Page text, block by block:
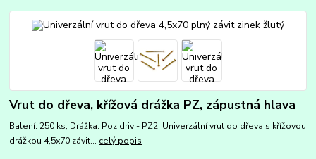
Vrut do dřeva, křížová drážka PZ, zápustná hlava
Balení: 250 ks, Drážka: Pozidriv - PZ2. Univerzální vrut do dřeva s křížovou
drážkou 4,5x70 závit... celý popis